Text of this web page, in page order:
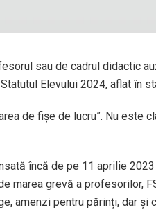
sau de cadrul didactic
Elevului 2024, aflat în
de fișe de lucru”. Nu este
încă de pe 11 aprilie
marea grevă a profesorilor,
amenzi pentru părinți, dar și